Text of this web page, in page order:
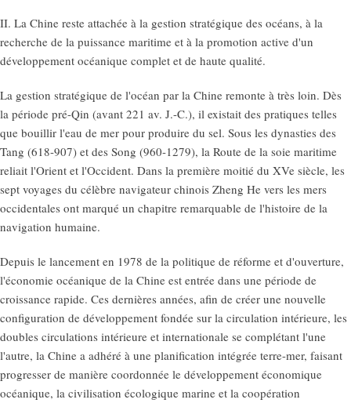
II. La Chine reste attachée à la gestion stratégique des océans, à la
recherche de la puissance maritime et à la promotion active d'un
développement océanique complet et de haute qualité.
La gestion stratégique de l'océan par la Chine remonte à très loin. Dès
la période pré-Qin (avant 221 av. J.-C.), il existait des pratiques telles
que bouillir l'eau de mer pour produire du sel. Sous les dynasties des
Tang (618-907) et des Song (960-1279), la Route de la soie maritime
reliait l'Orient et l'Occident. Dans la première moitié du XVe siècle, les
sept voyages du célèbre navigateur chinois Zheng He vers les mers
occidentales ont marqué un chapitre remarquable de l'histoire de la
navigation humaine.
Depuis le lancement en 1978 de la politique de réforme et d'ouverture,
l'économie océanique de la Chine est entrée dans une période de
croissance rapide. Ces dernières années, afin de créer une nouvelle
configuration de développement fondée sur la circulation intérieure, les
doubles circulations intérieure et internationale se complétant l'une
l'autre, la Chine a adhéré à une planification intégrée terre-mer, faisant
progresser de manière coordonnée le développement économique
océanique, la civilisation écologique marine et la coopération